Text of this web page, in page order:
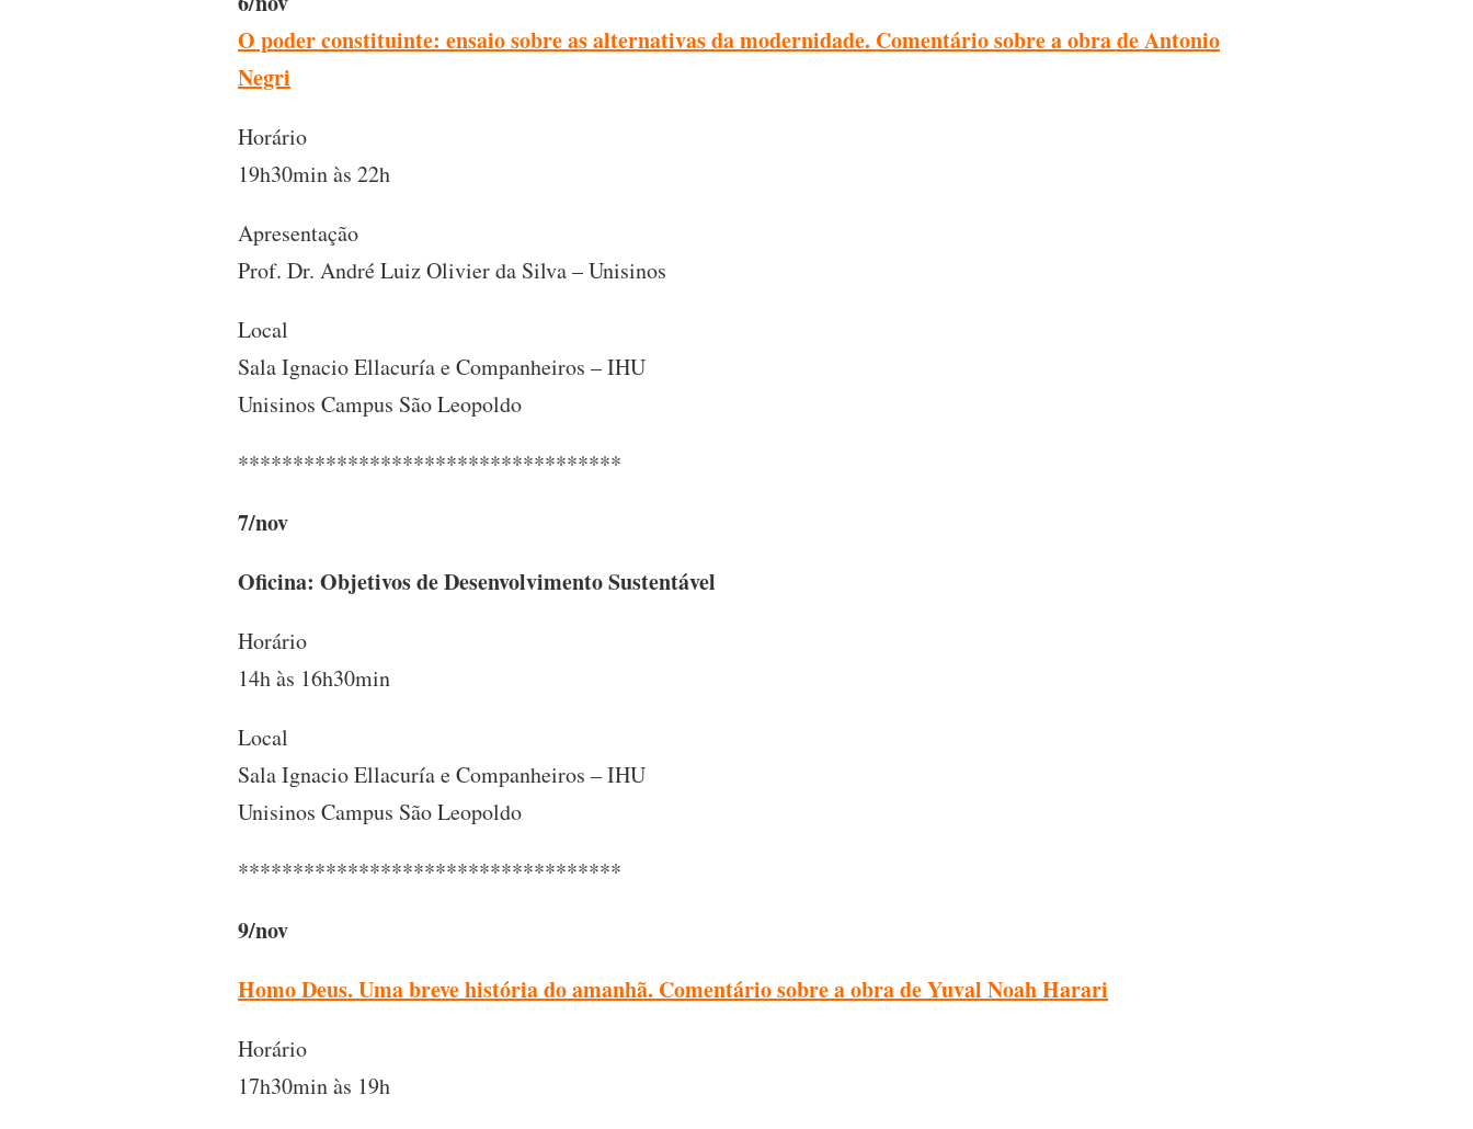
O poder constituinte: ensaio sobre as alternativas da modernidade. Comentário sobre a obra de Antonio
Negri
Horário
19h30min às 22h
Apresentação
Prof. Dr. André Luiz Olivier da Silva – Unisinos
Local
Sala Ignacio Ellacuría e Companheiros – IHU
Unisinos Campus São Leopoldo
***********************************
7/nov
Oficina: Objetivos de Desenvolvimento Sustentável
Horário
14h às 16h30min
Local
Sala Ignacio Ellacuría e Companheiros – IHU
Unisinos Campus São Leopoldo
***********************************
9/nov
Homo Deus. Uma breve história do amanhã. Comentário sobre a obra de Yuval Noah Harari
Horário
17h30min às 19h